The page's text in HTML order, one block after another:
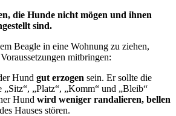
die Hunde nicht mögen und ihnen
sind.
Beagle in eine Wohnung zu ziehen,
mitbringen:
Hund gut erzogen sein. Er sollte die
„Platz“, „Komm“ und „Bleib“
Hund wird weniger randalieren, bellen
Hauses stören.